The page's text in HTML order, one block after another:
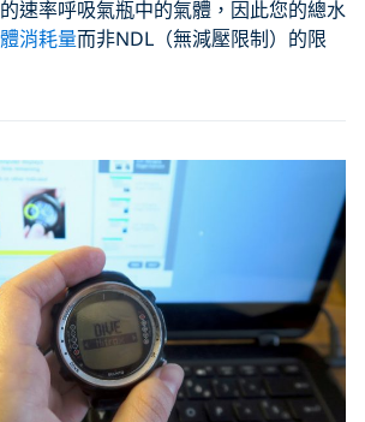
速率呼吸氣瓶中的氣體，因此您的總水
消耗量而非NDL（無減壓限制）的限